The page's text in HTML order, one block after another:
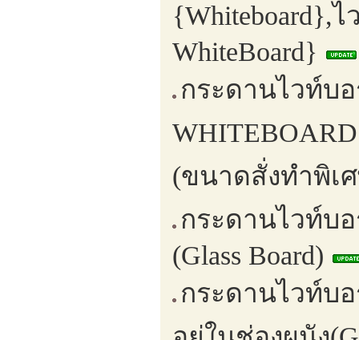
{Whiteboard},
WhiteBoard}
กระดานไวท์บ
(ขนาดสั่งทำพิเ
กระดานไวท์บ
(Glass Board)
กระดานไวท์บ